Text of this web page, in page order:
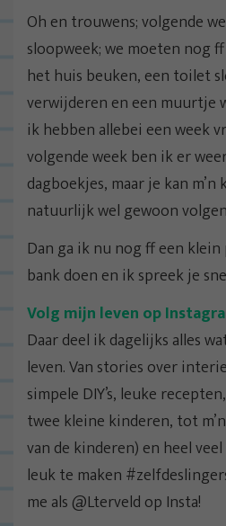
Oh en trouwens; volgende
sloopweek; we moeten nog
het huis beuken, een toilet
verwijderen en een muurtje
ik hebben allebei een week
volgende week ben ik er
dagboekjes, maar je kan
natuurlijk wel gewoon
Dan ga ik nu nog ff een
bank doen en ik spreek je
Volg mijn leven op
Daar deel ik dagelijks alles
leven. Van stories over
simpele DIY’s, leuke
twee kleine kinderen, tot m’n
van de kinderen) en heel
leuk te maken
me als @Lterveld op Insta!